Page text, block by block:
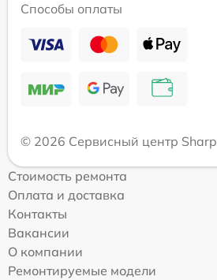
Способы оплаты
© 2026 Сервисный центр Sharp
Стоимость ремонта
Оплата и доставка
Контакты
Вакансии
О компании
Ремонтируемые модели